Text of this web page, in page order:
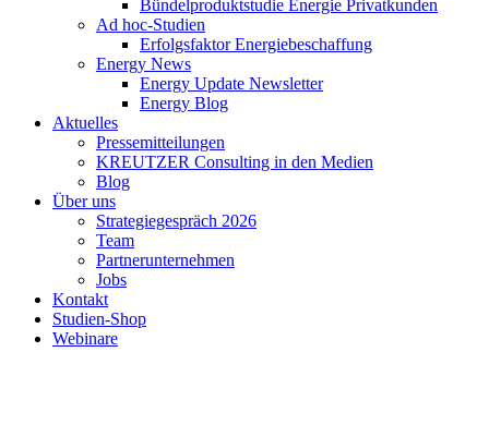
Bündelproduktstudie Energie Privatkunden
Ad hoc-Studien
Erfolgsfaktor Energiebeschaffung
Energy News
Energy Update Newsletter
Energy Blog
Aktuelles
Pressemitteilungen
KREUTZER Consulting in den Medien
Blog
Über uns
Strategiegespräch 2026
Team
Partnerunternehmen
Jobs
Kontakt
Studien-Shop
Webinare